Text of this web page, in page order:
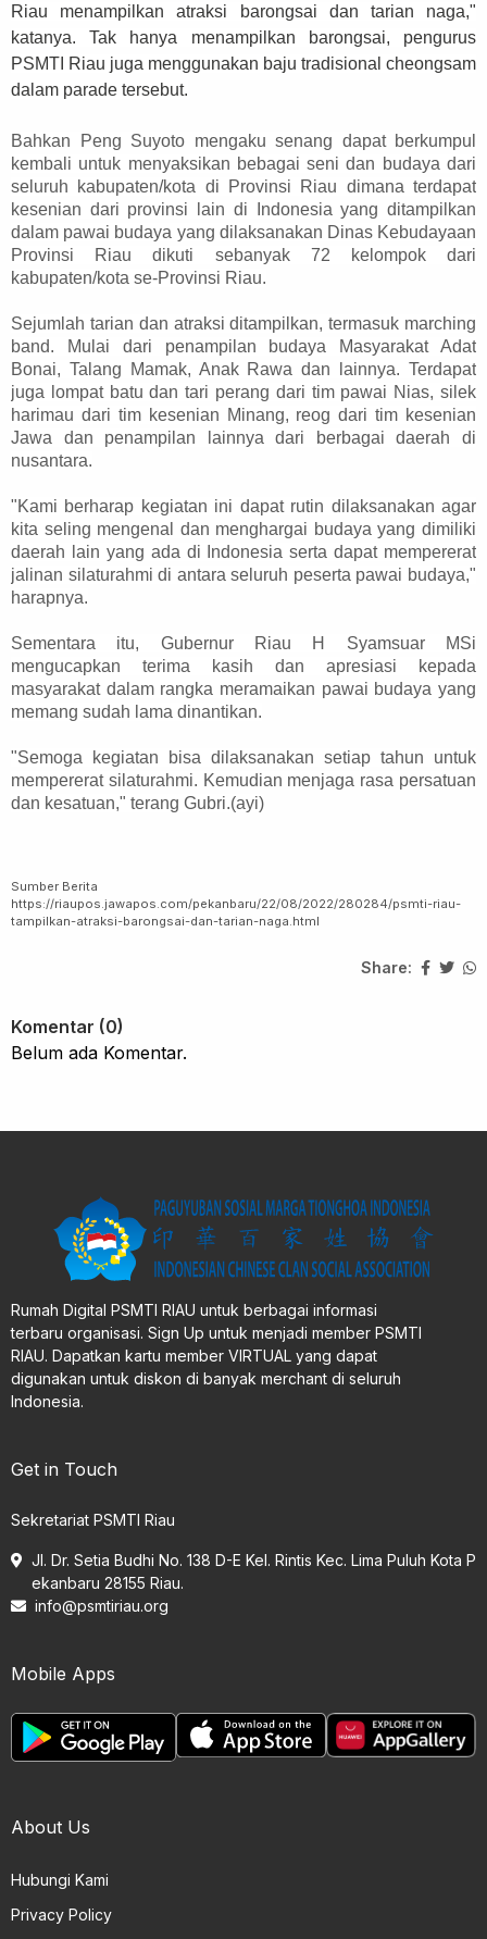
Riau menampilkan atraksi barongsai dan tarian naga,"
katanya. Tak hanya menampilkan barongsai, pengurus
PSMTI Riau juga menggunakan baju tradisional cheongsam
dalam parade tersebut.
Bahkan Peng Suyoto mengaku senang dapat berkumpul
kembali untuk menyaksikan bebagai seni dan budaya dari
seluruh kabupaten/kota di Provinsi Riau dimana terdapat
kesenian dari provinsi lain di Indonesia yang ditampilkan
dalam pawai budaya yang dilaksanakan Dinas Kebudayaan
Provinsi Riau dikuti sebanyak 72 kelompok dari
kabupaten/kota se-Provinsi Riau.
Sejumlah tarian dan atraksi ditampilkan, termasuk marching
band. Mulai dari penampilan budaya Masyarakat Adat
Bonai, Talang Mamak, Anak Rawa dan lainnya. Terdapat
juga lompat batu dan tari perang dari tim pawai Nias, silek
harimau dari tim kesenian Minang, reog dari tim kesenian
Jawa dan penampilan lainnya dari berbagai daerah di
nusantara.
"Kami berharap kegiatan ini dapat rutin dilaksanakan agar
kita seling mengenal dan menghargai budaya yang dimiliki
daerah lain yang ada di Indonesia serta dapat mempererat
jalinan silaturahmi di antara seluruh peserta pawai budaya,"
harapnya.
Sementara itu, Gubernur Riau H Syamsuar MSi
mengucapkan terima kasih dan apresiasi kepada
masyarakat dalam rangka meramaikan pawai budaya yang
memang sudah lama dinantikan.
"Semoga kegiatan bisa dilaksanakan setiap tahun untuk
mempererat silaturahmi. Kemudian menjaga rasa persatuan
dan kesatuan," terang Gubri.(ayi)
Sumber Berita
https://riaupos.jawapos.com/pekanbaru/22/08/2022/280284/psmti-riau-
tampilkan-atraksi-barongsai-dan-tarian-naga.html
Share:
Komentar (0)
Belum ada Komentar.
Rumah Digital PSMTI RIAU untuk berbagai informasi
terbaru organisasi. Sign Up untuk menjadi member PSMTI
RIAU. Dapatkan kartu member VIRTUAL yang dapat
digunakan untuk diskon di banyak merchant di seluruh
Indonesia.
Get in Touch
Sekretariat PSMTI Riau
Jl. Dr. Setia Budhi No. 138 D-E Kel. Rintis Kec. Lima Puluh Kota P
ekanbaru 28155 Riau.
info@psmtiriau.org
Mobile Apps
About Us
Hubungi Kami
Privacy Policy